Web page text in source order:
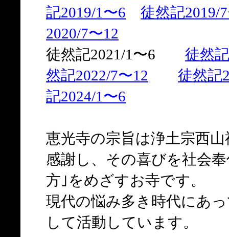
記2019/1〜6
徒然記2019/
2020/7〜12
徒然記2021/1〜6 徒然
然記2022/7〜12
徒然記
記2024/1〜6
恵光寺の宗旨は浄土宗西
感謝し、その喜びを社会
方｣をめざすお寺です。
現代の悩み多き時代にあ
して活動しています。